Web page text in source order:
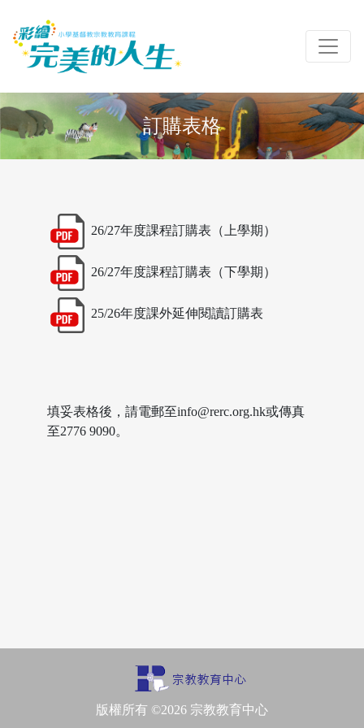
訂購表格
26/27年度課程訂購表（上學期）
26/27年度課程訂購表（下學期）
25/26年度課外延伸閱讀訂購表
填妥表格後，請電郵至info@rerc.org.hk或傳真
至2776 9090。
版權所有 ©2026 宗教教育中心